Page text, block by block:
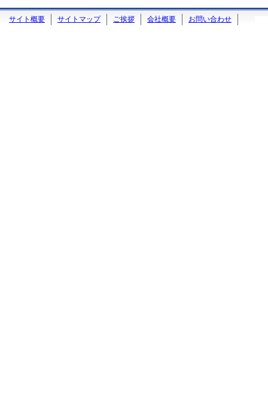
サイト概要 サイトマップ ご挨拶 会社概要 お問い合わせ